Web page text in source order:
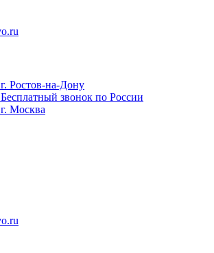
г. Ростов-на-Дону
Бесплатный звонок по России
г. Москва